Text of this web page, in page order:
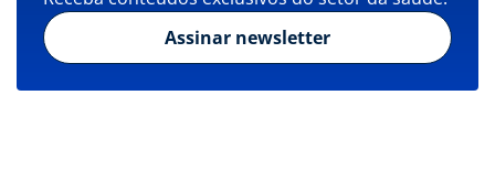
Assinar newsletter